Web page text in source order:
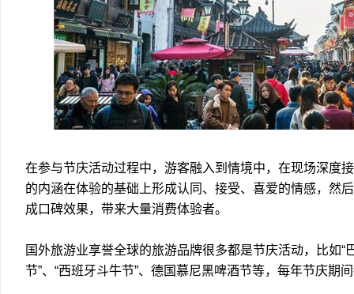
在参与节庆活动过程中，游客融入到情境中，在现场深度
的内涵在体验的基础上形成认同、接受、喜爱的情感，然
成口碑效果，带来大量消费体验者。
国外旅游业享誉全球的旅游品牌很多都是节庆活动，比如“
节”、“西班牙斗牛节”、德国慕尼黑啤酒节等，每年节庆期